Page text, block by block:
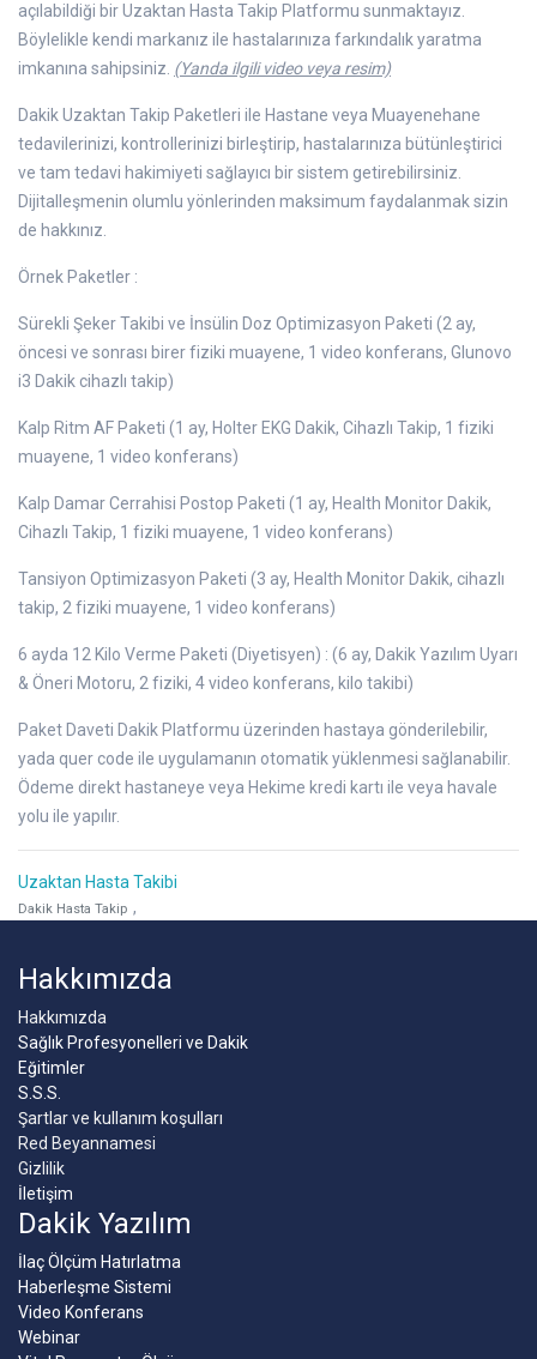
açılabildiği bir Uzaktan Hasta Takip Platformu sunmaktayız.
Böylelikle kendi markanız ile hastalarınıza farkındalık yaratma
imkanına sahipsiniz. (Yanda ilgili video veya resim)
Dakik Uzaktan Takip Paketleri ile Hastane veya Muayenehane
tedavilerinizi, kontrollerinizi birleştirip, hastalarınıza bütünleştirici
ve tam tedavi hakimiyeti sağlayıcı bir sistem getirebilirsiniz.
Dijitalleşmenin olumlu yönlerinden maksimum faydalanmak sizin
de hakkınız.
Örnek Paketler :
Sürekli Şeker Takibi ve İnsülin Doz Optimizasyon Paketi (2 ay,
öncesi ve sonrası birer fiziki muayene, 1 video konferans, Glunovo
i3 Dakik cihazlı takip)
Kalp Ritm AF Paketi (1 ay, Holter EKG Dakik, Cihazlı Takip, 1 fiziki
muayene, 1 video konferans)
Kalp Damar Cerrahisi Postop Paketi (1 ay, Health Monitor Dakik,
Cihazlı Takip, 1 fiziki muayene, 1 video konferans)
Tansiyon Optimizasyon Paketi (3 ay, Health Monitor Dakik, cihazlı
takip, 2 fiziki muayene, 1 video konferans)
6 ayda 12 Kilo Verme Paketi (Diyetisyen) : (6 ay, Dakik Yazılım Uyarı
& Öneri Motoru, 2 fiziki, 4 video konferans, kilo takibi)
Paket Daveti Dakik Platformu üzerinden hastaya gönderilebilir,
yada quer code ile uygulamanın otomatik yüklenmesi sağlanabilir.
Ödeme direkt hastaneye veya Hekime kredi kartı ile veya havale
yolu ile yapılır.
Uzaktan Hasta Takibi
Dakik Hasta Takip ,
Hakkımızda
Hakkımızda
Sağlık Profesyonelleri ve Dakik
Eğitimler
S.S.S.
Şartlar ve kullanım koşulları
Red Beyannamesi
Gizlilik
İletişim
Dakik Yazılım
İlaç Ölçüm Hatırlatma
Haberleşme Sistemi
Video Konferans
Webinar